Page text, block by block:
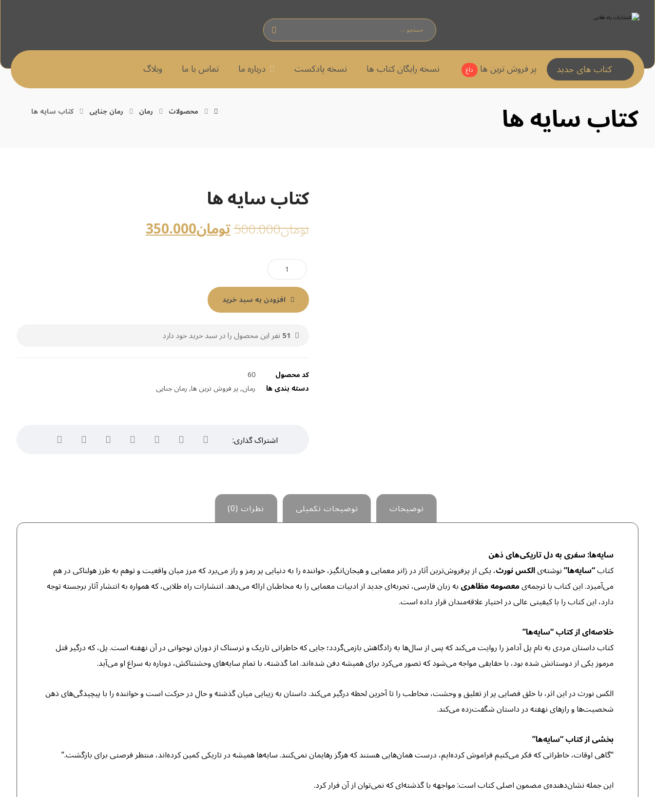
کتاب های جدید پر فروش ترین ها داغ نسخه رایگان کتاب ها نسخه پادکست درباره ما تماس با ما وبلاگ
کتاب سایه ها محصولات رمان رمان جنایی کتاب سایه ها
کتاب سایه ها
تومان500.000تومان350.000
افزودن به سبد خرید
51نفر این محصول را در سبد خرید خود دارد
کد محصول
60
دسته بندی ها
رمان,پر فروش ترین ها,رمان جنایی
توضیحات توضیحات تکمیلی نظرات (0)
سایه‌ها: سفری به دل تاریکی‌های ذهن
کتاب“سایه‌ها”نوشته‌یالکس نورث، یکی از پرفروش‌ترین آثار در ژانر معمایی و هیجان‌انگیز، خواننده را به دنیایی پر رمز و راز می‌برد که مرز میان واقعیت و توهم به طرز هولناکی در هم
می‌آمیزد. این کتاب با ترجمه‌یمعصومه مظاهریبه زبان فارسی، تجربه‌ای جدید از ادبیات معمایی را به مخاطبان ارائه می‌دهد. انتشارات راه طلایی، که همواره به انتشار آثار برجسته توجه
دارد، این کتاب را با کیفیتی عالی در اختیار علاقه‌مندان قرار داده است.
خلاصه‌ای از کتاب “سایه‌ها”
کتاب داستان مردی به نام پل آدامز را روایت می‌کند که پس از سال‌ها به زادگاهش بازمی‌گردد؛ جایی که خاطراتی تاریک و ترسناک از دوران نوجوانی در آن نهفته است. پل، که درگیر قتل
مرموز یکی از دوستانش شده بود، با حقایقی مواجه می‌شود که تصور می‌کرد برای همیشه دفن شده‌اند. اما گذشته، با تمام سایه‌های وحشتناکش، دوباره به سراغ او می‌آید.
الکس نورث در این اثر، با خلق فضایی پر از تعلیق و وحشت، مخاطب را تا آخرین لحظه درگیر می‌کند. داستان به زیبایی میان گذشته و حال در حرکت است و خواننده را با پیچیدگی‌های ذهن
شخصیت‌ها و رازهای نهفته در داستان شگفت‌زده می‌کند.
بخشی از کتاب “سایه‌ها”
“گاهی اوقات، خاطراتی که فکر می‌کنیم فراموش کرده‌ایم، درست همان‌هایی هستند که هرگز رهایمان نمی‌کنند. سایه‌ها همیشه در تاریکی کمین کرده‌اند، منتظر فرصتی برای بازگشت.”
این جمله نشان‌دهنده‌ی مضمون اصلی کتاب است: مواجهه با گذشته‌ای که نمی‌توان از آن فرار کرد.